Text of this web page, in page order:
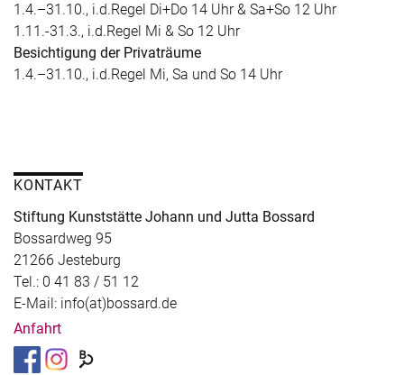
1.4.–31.10., i.d.Regel Di+Do 14 Uhr & Sa+So 12 Uhr
1.11.-31.3., i.d.Regel Mi & So 12 Uhr
Besichtigung der Privaträume
1.4.–31.10., i.d.Regel Mi, Sa und So 14 Uhr
KONTAKT
Stiftung Kunststätte Johann und Jutta Bossard
Bossardweg 95
21266 Jesteburg
Tel.: 0 41 83 / 51 12
E-Mail: info(at)bossard.de
Anfahrt